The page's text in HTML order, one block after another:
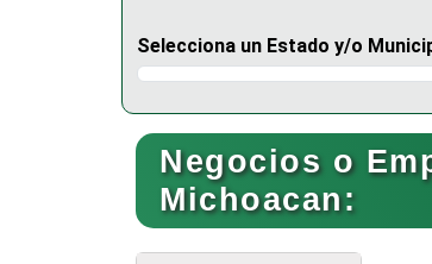
Selecciona un Estado y/o
Selecciona un Estado
Negocios o
Michoacan: